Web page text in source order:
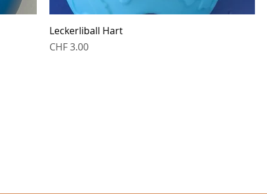
Leckerliball Hart
Preis
CHF 3.00